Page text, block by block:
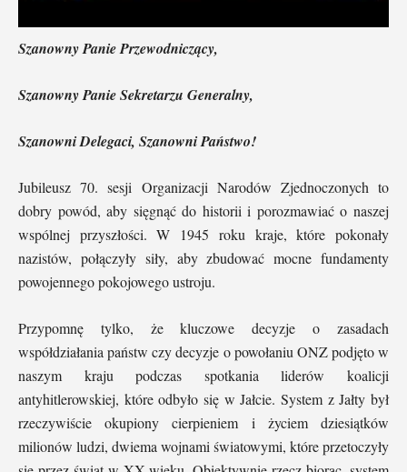
Szanowny Panie Przewodniczący,
Szanowny Panie Sekretarzu Generalny,
Szanowni Delegaci, Szanowni Państwo!
Jubileusz 70. sesji Organizacji Narodów Zjednoczonych to
dobry powód, aby sięgnąć do historii i porozmawiać o naszej
wspólnej przyszłości. W 1945 roku kraje, które pokonały
nazistów, połączyły siły, aby zbudować mocne fundamenty
powojennego pokojowego ustroju.
Przypomnę tylko, że kluczowe decyzje o zasadach
współdziałania państw czy decyzje o powołaniu ONZ podjęto w
naszym kraju podczas spotkania liderów koalicji
antyhitlerowskiej, które odbyło się w Jałcie. System z Jałty był
rzeczywiście okupiony cierpieniem i życiem dziesiątków
milionów ludzi, dwiema wojnami światowymi, które przetoczyły